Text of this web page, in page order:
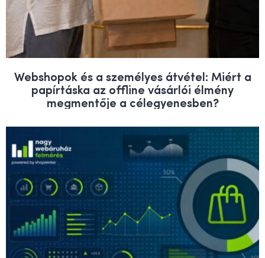
Webshopok és a személyes átvétel: Miért a
papírtáska az offline vásárlói élmény
megmentője a célegyenesben?